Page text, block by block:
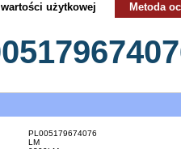
użytkowej Metoda
PL005179674076
LM